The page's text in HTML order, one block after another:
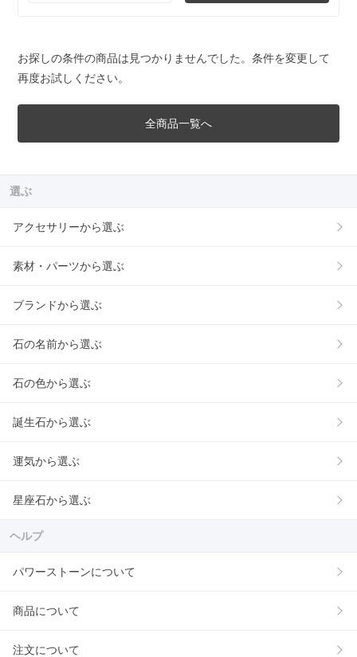
お探しの条件の商品は見つかりませんでした。条件を変更して
再度お試しください。
全商品一覧へ
選ぶ
アクセサリーから選ぶ
素材・パーツから選ぶ
ブランドから選ぶ
石の名前から選ぶ
石の色から選ぶ
誕生石から選ぶ
運気から選ぶ
星座石から選ぶ
ヘルプ
パワーストーンについて
商品について
注文について